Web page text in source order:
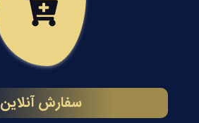
سفارش آنلاین